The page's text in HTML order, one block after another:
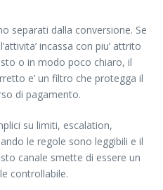
separati dalla conversione. Se
incassa con piu’ attrito
o in modo poco chiaro, il
e’ un filtro che protegga il
di pagamento.
su limiti, escalation,
le regole sono leggibili e il
canale smette di essere un
controllabile.